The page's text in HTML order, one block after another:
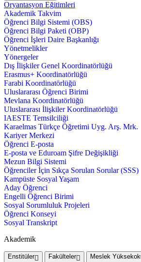
Oryantasyon Eğitimleri
Akademik Takvim
Öğrenci Bilgi Sistemi (OBS)
Öğrenci Bilgi Paketi (OBP)
Öğrenci İşleri Daire Başkanlığı
Yönetmelikler
Yönergeler
Dış İlişkiler Genel Koordinatörlüğü
Erasmus+ Koordinatörlüğü
Farabi Koordinatörlüğü
Uluslararası Öğrenci Birimi
Mevlana Koordinatörlüğü
Uluslararası İlişkiler Koordinatörlüğü
IAESTE Temsilciliği
Karaelmas Türkçe Öğretimi Uyg. Arş. Mrk.
Kariyer Merkezi
Öğrenci E-posta
E-posta ve Eduroam Şifre Değişikliği
Mezun Bilgi Sistemi
Öğrenciler İçin Sıkça Sorulan Sorular (SSS)
Kampüste Sosyal Yaşam
Aday Öğrenci
Engelli Öğrenci Birimi
Sosyal Sorumluluk Projeleri
Öğrenci Konseyi
Sosyal Transkript
Akademik
Enstitüler Fakülteler
Meslek